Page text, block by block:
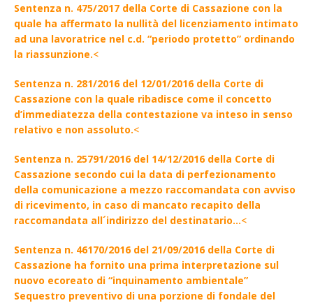
Sentenza n. 475/2017 della Corte di Cassazione con la
quale ha affermato la nullità del licenziamento intimato
ad una lavoratrice nel c.d. “periodo protetto” ordinando
la riassunzione.<
Sentenza n. 281/2016 del 12/01/2016 della Corte di
Cassazione con la quale ribadisce come il concetto
d’immediatezza della contestazione va inteso in senso
relativo e non assoluto.<
Sentenza n. 25791/2016 del 14/12/2016 della Corte di
Cassazione secondo cui la data di perfezionamento
della comunicazione a mezzo raccomandata con avviso
di ricevimento, in caso di mancato recapito della
raccomandata all´indirizzo del destinatario…<
Sentenza n. 46170/2016 del 21/09/2016 della Corte di
Cassazione ha fornito una prima interpretazione sul
nuovo ecoreato di “inquinamento ambientale”
Sequestro preventivo di una porzione di fondale del